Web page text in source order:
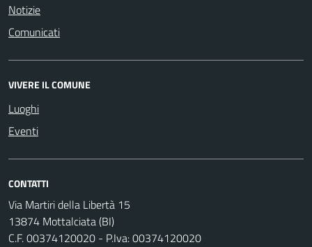
Notizie
Comunicati
VIVERE IL COMUNE
Luoghi
Eventi
CONTATTI
Via Martiri della Libertà 15
13874 Mottalciata (BI)
C.F. 00374120020 - P.Iva: 00374120020